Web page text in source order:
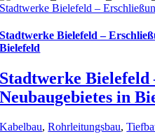
Stadtwerke Bielefeld –
Stadtwerke Bielefeld –
Bielefeld
Stadtwerke Bielefeld
Neubaugebietes in
Kabelbau,Rohrleitungsbau,